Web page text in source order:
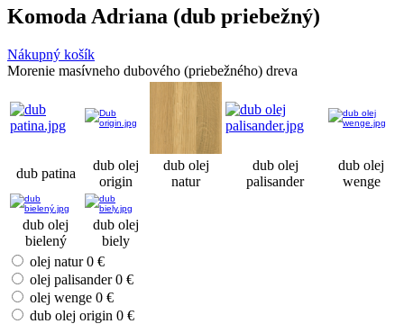
Komoda Adriana (dub priebežný)
Nákupný košík
Morenie masívneho dubového (priebežného) dreva
dub patina
dub olej
origin
dub olej
natur
dub olej
palisander
dub olej
wenge
dub olej
bielený
dub olej
biely
olej natur0 €
olej palisander0 €
olej wenge 0 €
dub olej origin 0 €